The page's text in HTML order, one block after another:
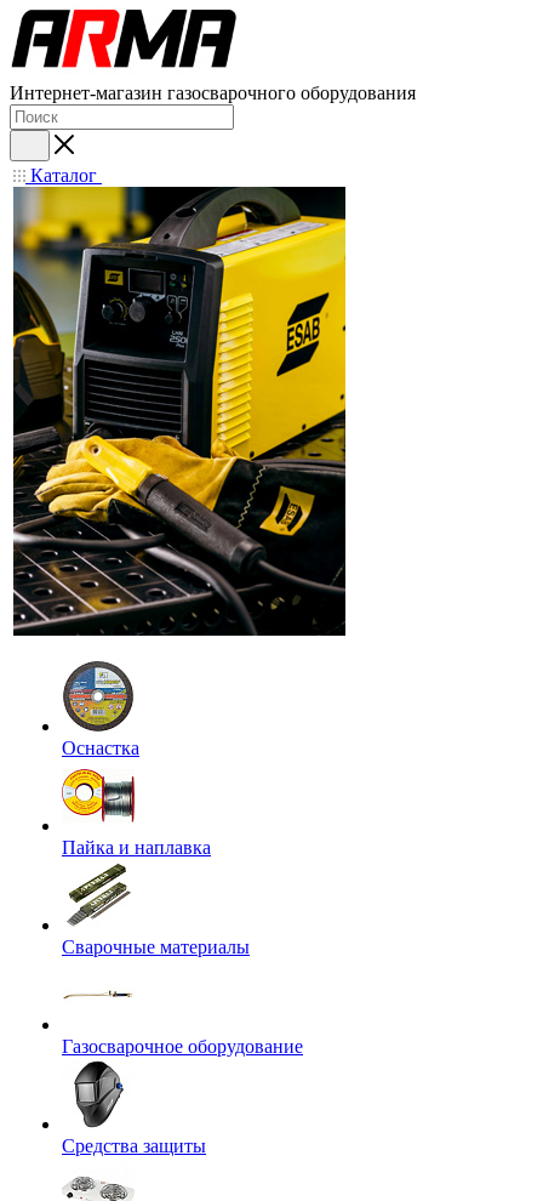
Интернет-магазин газосварочного оборудования
Каталог
Оснастка
Пайка и наплавка
Сварочные материалы
Газосварочное оборудование
Средства защиты